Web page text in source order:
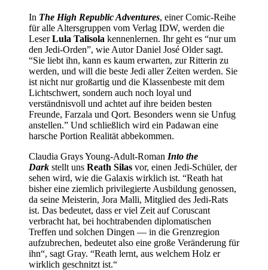
In The High Republic Adventures, einer Comic-Reihe
für alle Altersgruppen vom Verlag IDW, werden die
LeserLula Talisola kennenlernen. Ihr geht es “nur um
den Jedi-Orden”, wie Autor Daniel José Older sagt.
“Sie liebt ihn, kann es kaum erwarten, zur Ritterin zu
werden, und will die beste Jedi aller Zeiten werden. Sie
ist nicht nur großartig und die Klassenbeste mit dem
Lichtschwert, sondern auch noch loyal und
verständnisvoll und achtet auf ihre beiden besten
Freunde, Farzala und Qort. Besonders wenn sie Unfug
anstellen.” Und schließlich wird ein Padawan eine
harsche Portion Realität abbekommen.
Claudia Grays Young-Adult-Roman Into the
Dark stellt uns Reath Silas vor, einen Jedi-Schüler, der
sehen wird, wie die Galaxis wirklich ist. “Reath hat
bisher eine ziemlich privilegierte Ausbildung genossen,
da seine Meisterin, Jora Malli, Mitglied des Jedi-Rats
ist. Das bedeutet, dass er viel Zeit auf Coruscant
verbracht hat, bei hochtrabenden diplomatischen
Treffen und solchen Dingen — in die Grenzregion
aufzubrechen, bedeutet also eine große Veränderung für
ihn“, sagt Gray. “Reath lernt, aus welchem Holz er
wirklich geschnitzt ist.“